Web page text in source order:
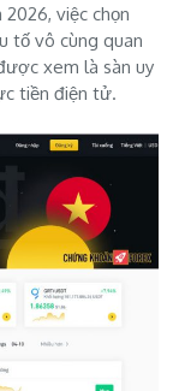
việc chọn
tố vô cùng quan
xem là sàn uy
tiền điện tử.